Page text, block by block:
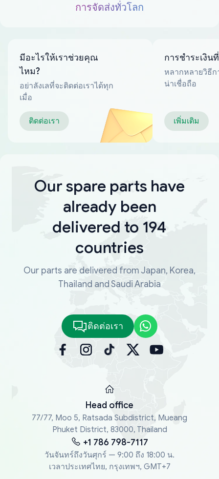
การจัดส่งทั่วโลก
มีอะไรให้เราช่วยคุณ
ไหม?
อย่าลังเลที่จะติดต่อเราได้ทุก
เมื่อ
ติดต่อเรา
การชำระเงิน
หลากหลายวิธีก
น่าเชื่อถือ
เพิ่มเติม
Our spare parts have
already been
delivered to 194
countries
Our parts are delivered from Japan, Korea,
Thailand and Saudi Arabia
ติดต่อเรา
Head office
77/77, Moo 5, Ratsada Subdistrict, Mueang
Phuket District, 83000, Thailand
+1 786 798-7117
วันจันทร์ถึงวันศุกร์ — 9:00 ถึง 18:00 น.
เวลาประเทศไทย, กรุงเทพฯ, GMT+7